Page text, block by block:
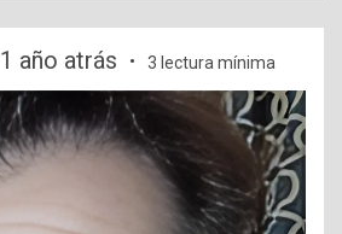
1 año atrás 3 lectura mínima